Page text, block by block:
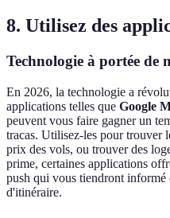
8. Utilisez des
Technologie à portée de
En 2026, la technologie a
applications telles que Google
peuvent vous faire gagner un
tracas. Utilisez-les pour trouver
prix des vols, ou trouver des
prime, certaines applications
push qui vous tiendront informé
d'itinéraire.